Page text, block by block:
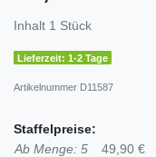
Inhalt 1 Stück
Lieferzeit: 1-2 Tage
Artikelnummer D11587
Staffelpreise:
Ab Menge: 5
49,90 €